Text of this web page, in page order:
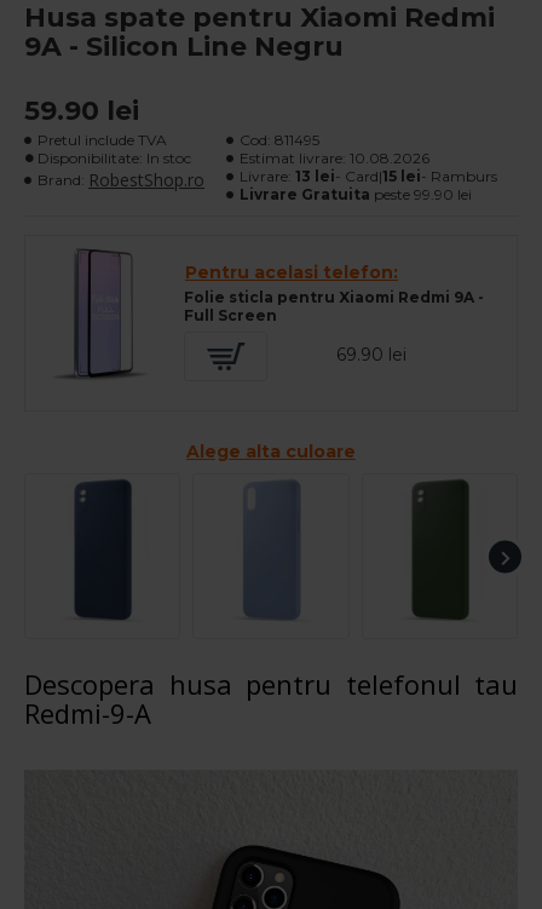
Husa spate pentru Xiaomi Redmi
9A - Silicon Line Negru
59.90 lei
Pretul include TVA
Disponibilitate: In stoc
Brand: RobestShop.ro
Cod: 811495
Estimat livrare: 10.08.2026
Livrare: 13 lei- Card|15 lei- Ramburs
Livrare Gratuita peste 99.90 lei
Pentru acelasi telefon:
Folie sticla pentru Xiaomi Redmi 9A -
Full Screen
69.90 lei
Alege alta culoare
Descopera husa pentru telefonul tau
Redmi-9-A